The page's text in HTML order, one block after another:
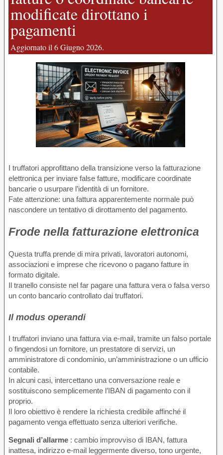
modificate dirottano i
pagamenti
Aggiornato il 6 Giugno 2026.
I truffatori approfittano della transizione verso la fatturazione
elettronica per inviare false fatture, modificare coordinate
bancarie o usurpare l’identità di un fornitore.
Fate attenzione: una fattura apparentemente normale può
nascondere un tentativo di dirottamento del pagamento.
Frode nella fatturazione elettronica
Questa truffa prende di mira privati, lavoratori autonomi,
associazioni e imprese che ricevono o pagano fatture in
formato digitale.
Il tranello consiste nel far pagare una fattura vera o falsa verso
un conto bancario controllato dai truffatori.
Il modus operandi
I truffatori inviano una fattura via e-mail, tramite un falso portale
o fingendosi un fornitore, un prestatore di servizi, un
amministratore di condominio, un’amministrazione o un ufficio
contabile.
In alcuni casi, intercettano una conversazione reale e
sostituiscono semplicemente l’IBAN di pagamento con il
proprio.
Il loro obiettivo è rendere la richiesta credibile affinché il
pagamento venga effettuato senza ulteriori verifiche.
Segnali d’allarme : cambio improvviso di IBAN, fattura
inattesa, indirizzo e-mail leggermente diverso, tono urgente,